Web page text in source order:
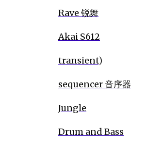
Rave 锐舞
Akai S612
transient)
sequencer 音序器
Jungle
Drum and Bass